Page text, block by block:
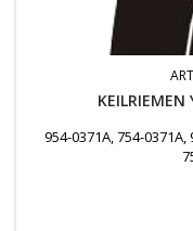
954-0371A, 754-0371A,